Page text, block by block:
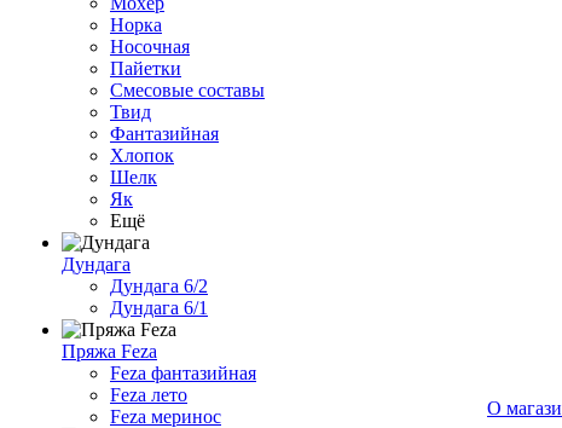
Норка
Носочная
Пайетки
Смесовые составы
Твид
Фантазийная
Хлопок
Шелк
Як
Ещё
Дундага
Дундага 6/2
Дундага 6/1
Пряжа Feza
Feza фантазийная
Feza лето
Feza меринос
О